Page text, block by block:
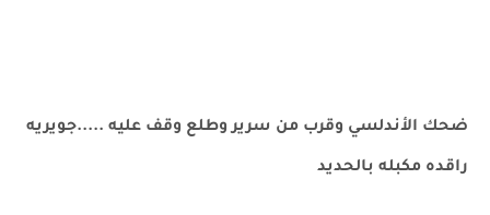
ضحك الأندلسي وقرب من سرير وطلع وقف عليه .....جويريه
راقده مكبله بالحديد